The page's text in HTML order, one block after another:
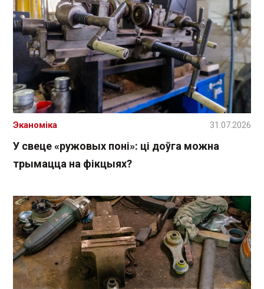
У свеце «ружовых поні»: ці доўга можна
трымацца на фікцыях?
Эканоміка 31.07.2026